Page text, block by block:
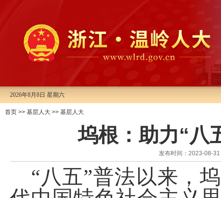
2026年8月8日 星期六
首页 >> 基层人大 >> 基层人大
坞根：助力“八
发布时间：2023-08-
“八五”普法以来，